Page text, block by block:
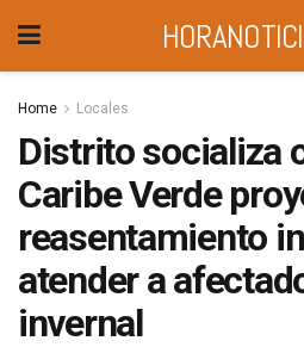
Home Locales
Distrito socializa
Caribe Verde
reasentamiento
atender a
invernal